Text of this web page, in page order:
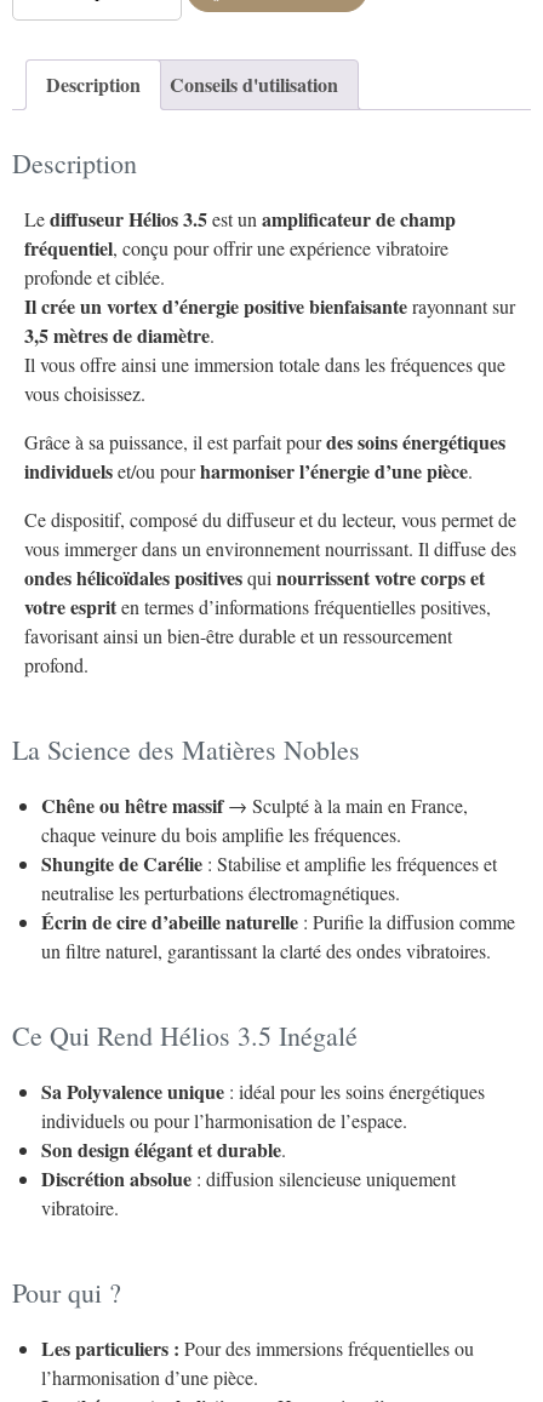
Description Conseils d'utilisation
Description
Lediffuseur Hélios 3.5est unamplificateur de champ
fréquentiel, conçu pour offrir une expérience vibratoire
profonde et ciblée.
Il crée un vortex d’énergie positive bienfaisanterayonnant sur
3,5 mètres de diamètre.
Il vous offre ainsi une immersion totale dans les fréquences que
vous choisissez.
Grâce à sa puissance, il est parfait pourdes soins énergétiques
individuelset/ou pourharmoniser l’énergie d’une pièce.
Ce dispositif, composé du diffuseur et du lecteur, vous permet de
vous immerger dans un environnement nourrissant. Il diffuse des
ondes hélicoïdales positivesquinourrissent votre corps et
votre espriten termes d’informations fréquentielles positives,
favorisant ainsi un bien-être durable et un ressourcement
profond.
La Science des Matières Nobles
Chêne ou hêtre massif→ Sculpté à la main en France,
chaque veinure du bois amplifie les fréquences.
Shungite de Carélie : Stabilise et amplifie les fréquences et
neutralise les perturbations électromagnétiques.
Écrin de cire d’abeille naturelle : Purifie la diffusion comme
un filtre naturel, garantissant la clarté des ondes vibratoires.
Ce Qui Rend Hélios 3.5 Inégalé
Sa Polyvalence unique : idéal pour les soins énergétiques
individuels ou pour l’harmonisation de l’espace.
Son design élégant et durable.
Discrétion absolue : diffusion silencieuse uniquement
vibratoire.
Pour qui ?
Les particuliers : Pour des immersions fréquentielles ou
l’harmonisation d’une pièce.